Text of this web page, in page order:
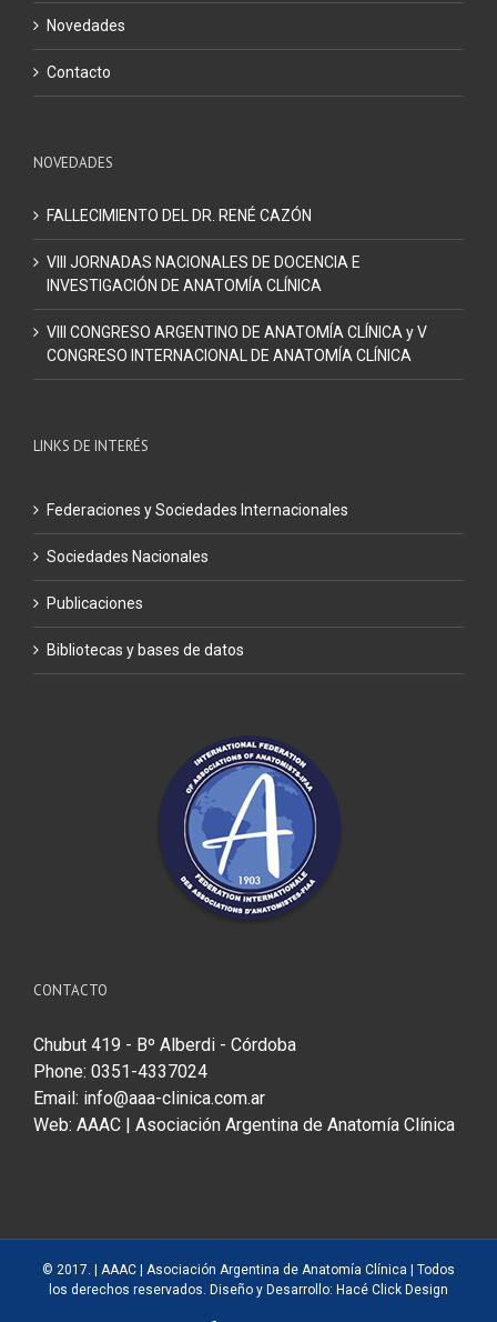
Novedades
Contacto
NOVEDADES
FALLECIMIENTO DEL DR. RENÉ CAZÓN
VIII JORNADAS NACIONALES DE DOCENCIA E
INVESTIGACIÓN DE ANATOMÍA CLÍNICA
VIII CONGRESO ARGENTINO DE ANATOMÍA CLÍNICA y V
CONGRESO INTERNACIONAL DE ANATOMÍA CLÍNICA
LINKS DE INTERÉS
Federaciones y Sociedades Internacionales
Sociedades Nacionales
Publicaciones
Bibliotecas y bases de datos
CONTACTO
Chubut 419 - Bº Alberdi - Córdoba
Phone: 0351-4337024
Email: info@aaa-clinica.com.ar
Web: AAAC | Asociación Argentina de Anatomía Clínica
© 2017. | AAAC | Asociación Argentina de Anatomía Clínica | Todos
los derechos reservados. Diseño y Desarrollo: Hacé Click Design